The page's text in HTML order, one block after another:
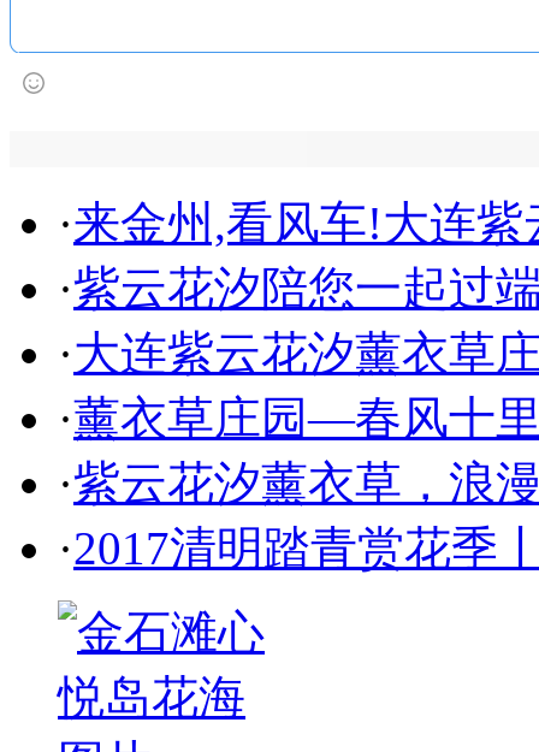
·来金州,看风车!大连
·紫云花汐陪您一起过
·大连紫云花汐薰衣草
·薰衣草庄园—春风十
·紫云花汐薰衣草，浪
·2017清明踏青赏花季